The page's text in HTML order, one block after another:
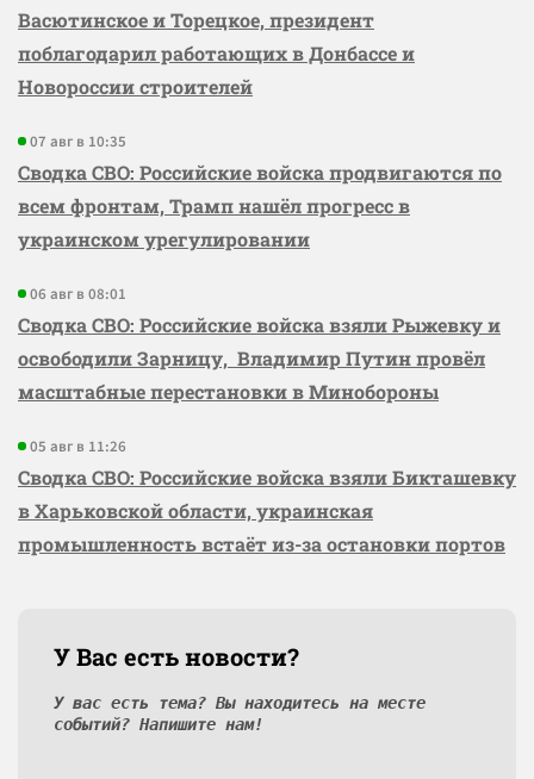
Васютинское и Торецкое, президент
поблагодарил работающих в Донбассе и
Новороссии строителей
07 авг в 10:35
Сводка СВО: Российские войска продвигаются по
всем фронтам, Трамп нашёл прогресс в
украинском урегулировании
06 авг в 08:01
Сводка СВО: Российские войска взяли Рыжевку и
освободили Зарницу, Владимир Путин провёл
масштабные перестановки в Минобороны
05 авг в 11:26
Сводка СВО: Российские войска взяли Бикташевку
в Харьковской области, украинская
промышленность встаёт из-за остановки портов
У Вас есть новости?
У вас есть тема? Вы находитесь на месте
событий? Напишите нам!